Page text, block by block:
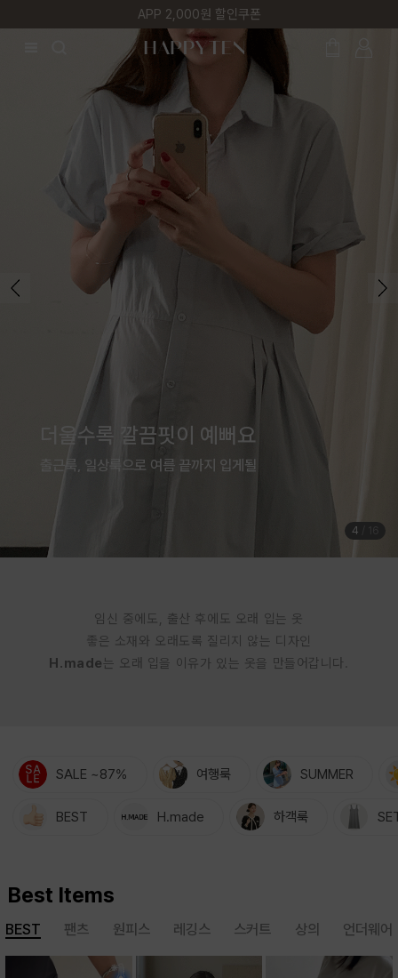
매주 리뷰어 최대 1만원 쿠폰
여름은 귀엽게 입는 계절
체형커버까지 완벽한 점프수트
5
임신 중에도, 출산 후에도 오래 입는 옷
좋은 소재와 오래도록 질리지 않는 디자인
H.made는 오래 입을 이유가 있는 옷을 만들어갑니다.
SALE ~87% 여행룩 SUMMER
BEST H.made 하객룩
Best Items
BEST 팬츠 원피스 레깅스 스커트 상의 언더웨어